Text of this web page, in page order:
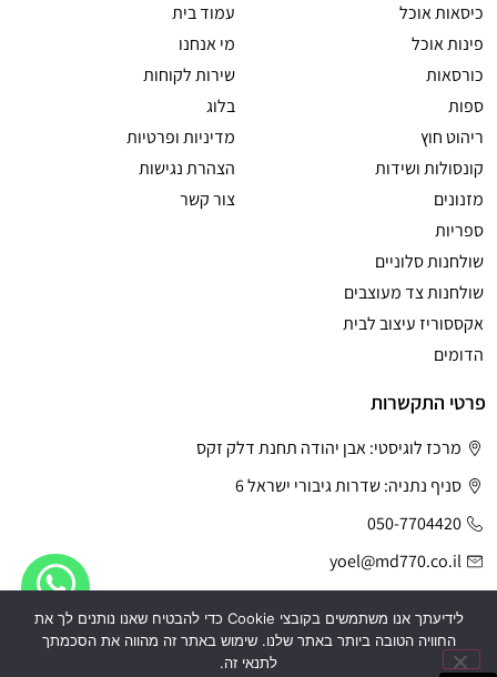
כיסאות אוכל
פינות אוכל
כורסאות
ספות
ריהוט חוץ
קונסולות ושידות
מזנונים
ספריות
שולחנות סלוניים
שולחנות צד מעוצבים
אקססוריז עיצוב לבית
הדומים
עמוד בית
מי אנחנו
שירות לקוחות
בלוג
מדיניות ופרטיות
הצהרת נגישות
צור קשר
פרטי התקשרות
מרכז לוגיסטי: אבן יהודה תחנת דלק זקס
סניף נתניה: שדרות גיבורי ישראל 6
050-7704420
yoel@md770.co.il
לידיעתך אנו משתמשים בקובצי Cookie כדי להבטיח שאנו נותנים לך את
החוויה הטובה ביותר באתר שלנו. שימוש באתר זה מהווה את הסכמתך
לתנאי זה.